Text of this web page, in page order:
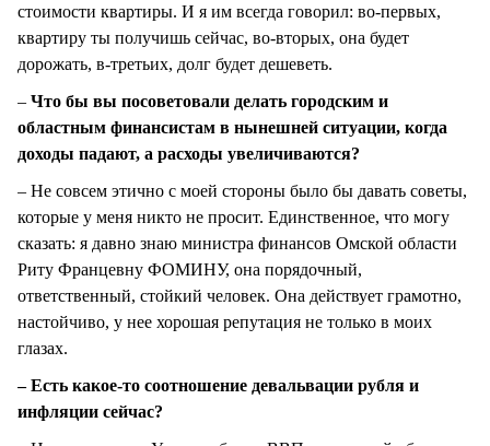
стоимости квартиры. И я им всегда говорил: во-первых,
квартиру ты получишь сейчас, во-вторых, она будет
дорожать, в-третьих, долг будет дешеветь.
– Что бы вы посоветовали делать городским и
областным финансистам в нынешней ситуации, когда
доходы падают, а расходы увеличиваются?
– Не совсем этично с моей стороны было бы давать советы,
которые у меня никто не просит. Единственное, что могу
сказать: я давно знаю министра финансов Омской области
Риту Францевну ФОМИНУ, она порядочный,
ответственный, стойкий человек. Она действует грамотно,
настойчиво, у нее хорошая репутация не только в моих
глазах.
– Есть какое-то соотношение девальвации рубля и
инфляции сейчас?